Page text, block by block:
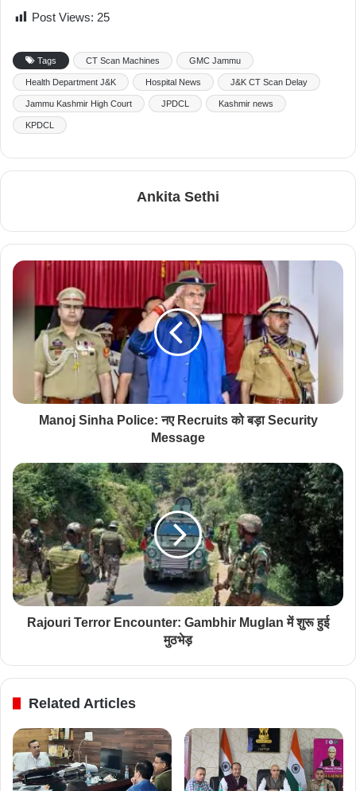
Post Views: 25
Tags CT Scan Machines GMC Jammu
Health Department J&K Hospital News J&K CT Scan Delay
Jammu Kashmir High Court JPDCL Kashmir news
KPDCL
Ankita Sethi
Manoj Sinha Police: नए Recruits को बड़ा Security
Message
Rajouri Terror Encounter: Gambhir Muglan में शुरू हुई
मुठभेड़
Related Articles